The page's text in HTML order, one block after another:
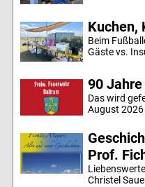
Kuchen,
Beim
Gäste vs.
90
Das wird
August 2026
Prof.
Christel